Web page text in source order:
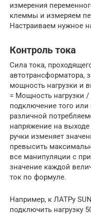
измерения
клеммы и измеряем
Настраиваем нужное
Контроль тока
Сила тока,
автотрансформатора,
мощность нагрузки и
= Мощность нагрузки
подключение того или
различной
напряжение на
ручки изменяет
превысить
все манипуляции с
значение каждой
ток по формуле.
Например, к ЛАТРу
подключить нагрузку